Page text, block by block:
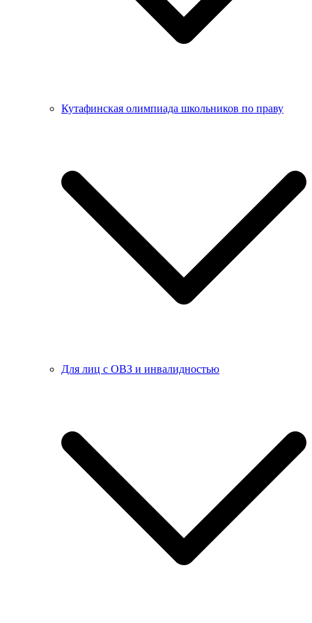
Кутафинская олимпиада школьников по праву
Для лиц с ОВЗ и инвалидностью